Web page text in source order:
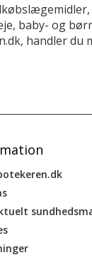
baby- og
handler du